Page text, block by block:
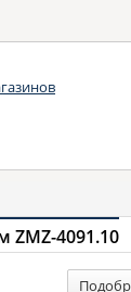
ZMZ-4091.10